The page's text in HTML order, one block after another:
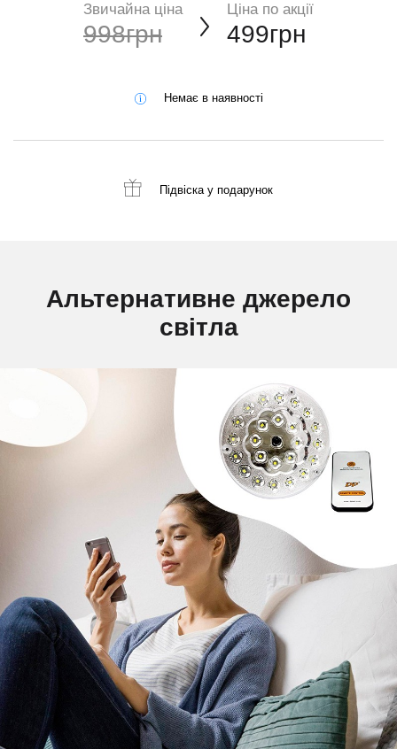
Звичайна ціна
998грн
Ціна по акції
499грн
Немає в наявності
Підвіскау подарунок
Альтернативне джерело
світла